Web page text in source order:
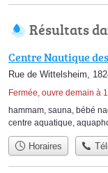
Résultats
Centre Nautique
Rue de Wittelsheim,
Fermée, ouvre demain à
hammam sauna bébé
centre aquatique
Horaires